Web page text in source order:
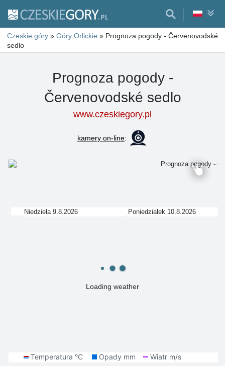
Czeskie góry » Góry Orlickie » Prognoza pogody - Červenovodské
sedlo
Prognoza pogody -
Červenovodské sedlo
www.czeskiegory.pl
kamery on-line:
Loading weather
Niedziela 9.8.2026 Poniedziałek 10.8.2026